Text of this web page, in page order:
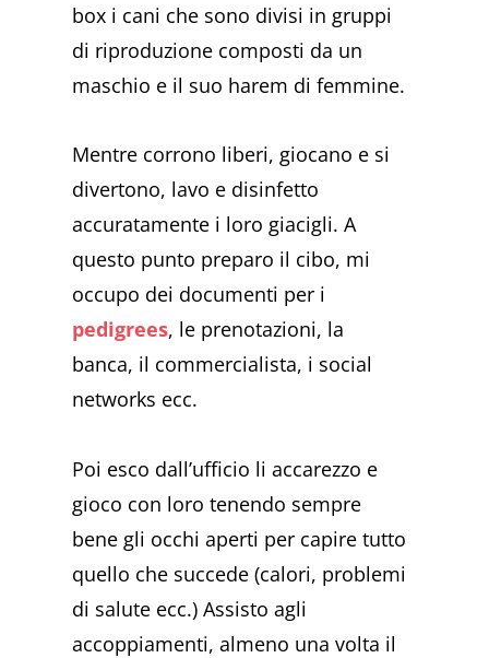
box i cani che sono divisi in gruppi
di riproduzione composti da un
maschio e il suo harem di femmine.
Mentre corrono liberi, giocano e si
divertono, lavo e disinfetto
accuratamente i loro giacigli. A
questo punto preparo il cibo, mi
occupo dei documenti per i
pedigrees, le prenotazioni, la
banca, il commercialista, i social
networks ecc.
Poi esco dall’ufficio li accarezzo e
gioco con loro tenendo sempre
bene gli occhi aperti per capire tutto
quello che succede (calori, problemi
di salute ecc.) Assisto agli
accoppiamenti, almeno una volta il